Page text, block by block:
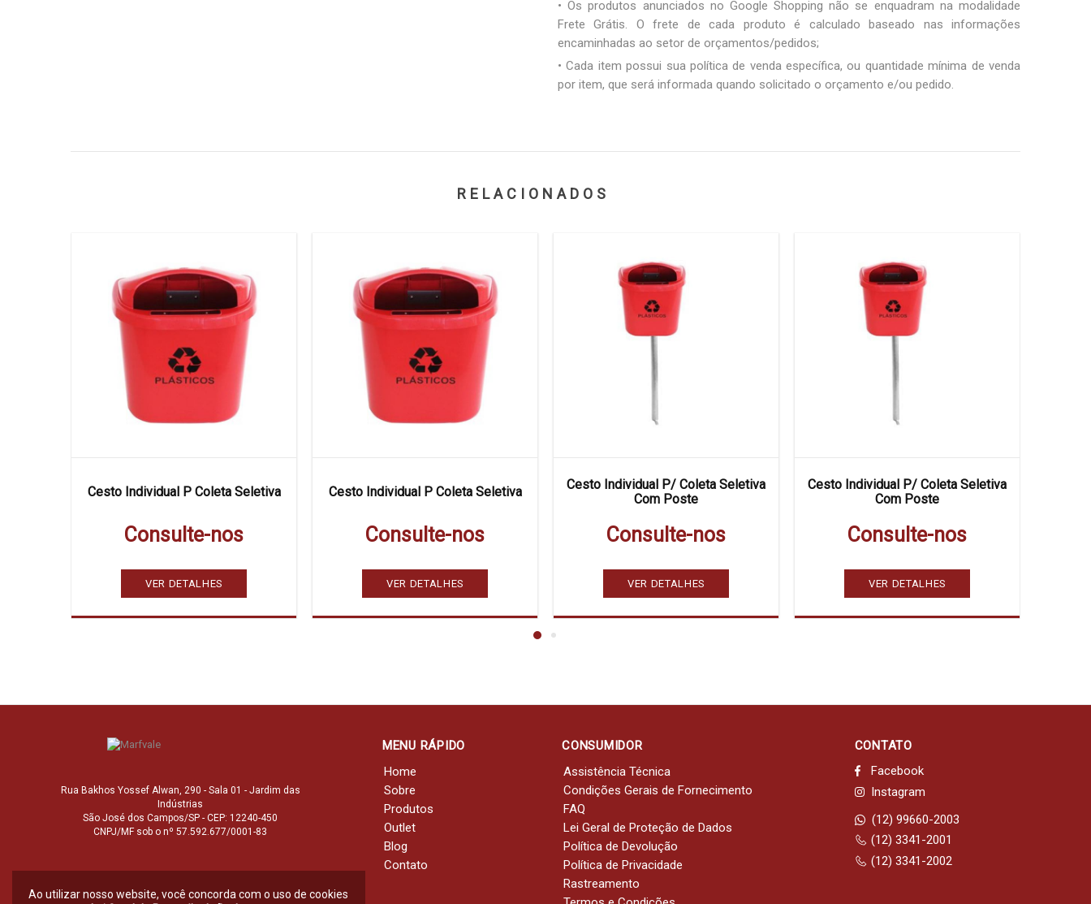
• Os produtos anunciados no Google Shopping não se enquadram na modalidade
Frete Grátis. O frete de cada produto é calculado baseado nas informações
encaminhadas ao setor de orçamentos/pedidos;
• Cada item possui sua política de venda específica, ou quantidade mínima de venda
por item, que será informada quando solicitado o orçamento e/ou pedido.
RELACIONADOS
Cesto Individual P Coleta Seletiva
Consulte-nos
VER DETALHES
Cesto Individual P Coleta Seletiva
Consulte-nos
VER DETALHES
Cesto Individual P/ Coleta Seletiva
Com Poste
Consulte-nos
VER DETALHES
Cesto Individual P/ Coleta Seletiva
Com Poste
Consulte-nos
VER DETALHES
Rua Bakhos Yossef Alwan, 290 - Sala 01 - Jardim das
Indústrias
São José dos Campos/SP - CEP: 12240-450
CNPJ/MF sob o nº 57.592.677/0001-83
MENU RÁPIDO
Home
Sobre
Produtos
Outlet
Blog
Contato
CONSUMIDOR
Assistência Técnica
Condições Gerais de Fornecimento
FAQ
Lei Geral de Proteção de Dados
Política de Devolução
Política de Privacidade
Rastreamento
CONTATO
Facebook
Instagram
(12) 99660-2003
(12) 3341-2001
(12) 3341-2002
Ao utilizar nosso website, você concorda com o uso de cookies